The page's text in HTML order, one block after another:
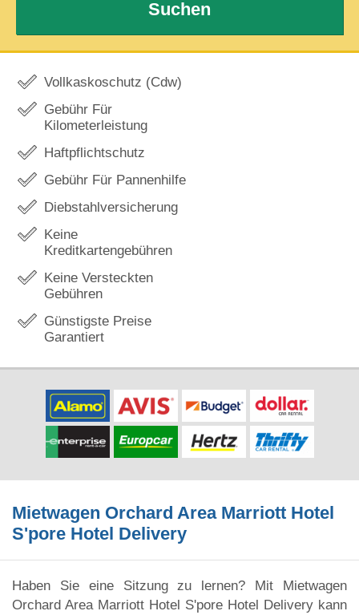
Suchen
Vollkaskoschutz (Cdw)
Gebühr Für
Kilometerleistung
Haftpflichtschutz
Gebühr Für Pannenhilfe
Diebstahlversicherung
Keine
Kreditkartengebühren
Keine Versteckten
Gebühren
Günstigste Preise
Garantiert
Mietwagen Orchard Area Marriott Hotel
S'pore Hotel Delivery
Haben Sie eine Sitzung zu lernen? Mit Mietwagen
Orchard Area Marriott Hotel S'pore Hotel Delivery kann